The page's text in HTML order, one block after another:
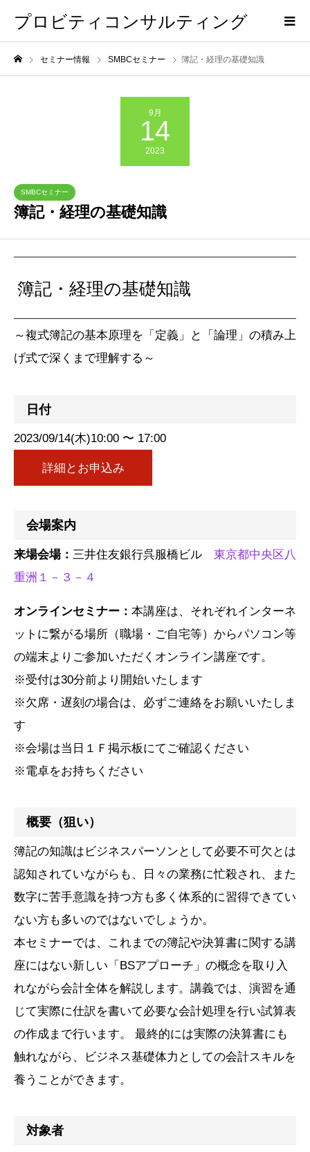
プロビティコンサルティング
セミナー情報 SMBCセミナー 簿記・経理の基礎知識
9月
14
2023
SMBCセミナー
簿記・経理の基礎知識
簿記・経理の基礎知識
～複式簿記の基本原理を「定義」と「論理」の積み上
げ式で深くまで理解する～
日付
2023/09/14(木)10:00 〜 17:00
詳細とお申込み
会場案内
来場会場： 三井住友銀行呉服橋ビル 東京都中央区八
重洲１－３－４
オンラインセミナー： 本講座は、それぞれインターネ
ットに繋がる場所（職場・ご自宅等）からパソコン等
の端末よりご参加いただくオンライン講座です。
※受付は30分前より開始いたします
※欠席・遅刻の場合は、必ずご連絡をお願いいたしま
す
※会場は当日１Ｆ掲示板にてご確認ください
※電卓をお持ちください
概要（狙い）
簿記の知識はビジネスパーソンとして必要不可欠とは
認知されていながらも、日々の業務に忙殺され、また
数字に苦手意識を持つ方も多く体系的に習得できてい
ない方も多いのではないでしょうか。
本セミナーでは、これまでの簿記や決算書に関する講
座にはない新しい「BSアプローチ」の概念を取り入
れながら会計全体を解説します。講義では、演習を通
じて実際に仕訳を書いて必要な会計処理を行い試算表
の作成まで行います。 最終的には実際の決算書にも
触れながら、ビジネス基礎体力としての会計スキルを
養うことができます。
対象者